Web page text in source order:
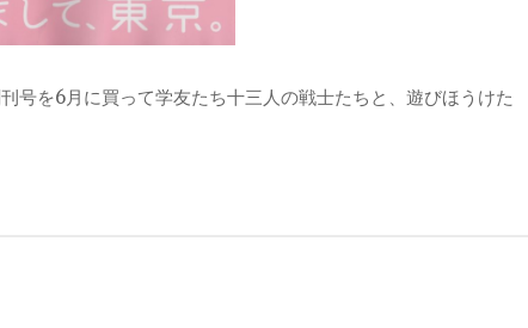
号を6月に買って学友たち十三人の戦士たちと、遊びほうけた